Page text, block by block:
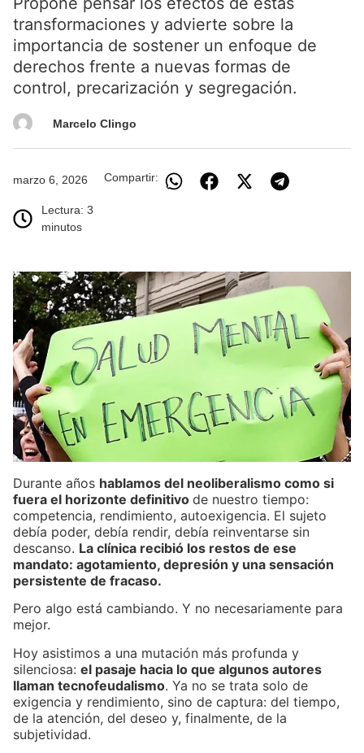
transformaciones y advierte sobre la
importancia de sostener un enfoque de
derechos frente a nuevas formas de
control, precarización y segregación.
Marcelo Clingo
marzo 6, 2026
Lectura: 3
minutos
Compartir:
Durante años hablamos del neoliberalismo como si
fuera el horizonte definitivo de nuestro tiempo:
competencia, rendimiento, autoexigencia. El sujeto
debía poder, debía rendir, debía reinventarse sin
descanso. La clínica recibió los restos de ese
mandato: agotamiento, depresión y una sensación
persistente de fracaso.
Pero algo está cambiando. Y no necesariamente para
mejor.
Hoy asistimos a una mutación más profunda y
silenciosa: el pasaje hacia lo que algunos autores
llaman tecnofeudalismo. Ya no se trata solo de
exigencia y rendimiento, sino de captura: del tiempo,
de la atención, del deseo y, finalmente, de la
subjetividad.